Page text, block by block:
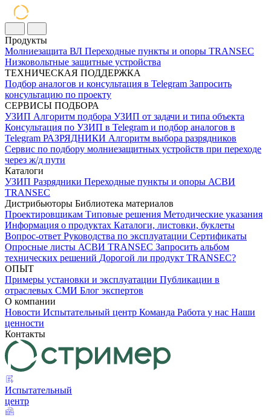
Продукты
Молниезащита ВЛ Переходные пункты и опоры TRANSEC
Низковольтные защитные устройства
ТЕХНИЧЕСКАЯ ПОДДЕРЖКА
Подбор аналогов и консультация в Telegram Запросить
консультацию по проекту
СЕРВИСЫ ПОДБОРА
УЗИП Алгоритм подбора УЗИП от задачи и типа объекта
Консультация по УЗИП в Telegram и подбор аналогов в
Telegram РАЗРЯДНИКИ Алгоритм выбора разрядников
Сервис по подбору молниезащитных устройств при переходе
через ж/д пути
Каталоги
УЗИП Разрядники Переходные пункты и опоры АСВИ
TRANSEC
Дистрибьюторы Библиотека материалов
Проектировщикам Типовые решения Методические указания
Информация о продуктах Каталоги, листовки, буклеты
Вопрос-ответ Руководства по эксплуатации Сертификаты
Опросные листы АСВИ TRANSEC Запросить альбом
технических решений Дорогой ли продукт TRANSEC?
ОПЫТ
Примеры установки и эксплуатации Публикации в
отраслевых СМИ Блог экспертов
О компании
Новости Испытательный центр Команда Работа у нас Наши
ценности
Контакты
Испытательный
центр